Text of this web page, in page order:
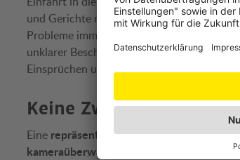
und Gerichte massiv ansteigen.
Probleme immer wieder zu
unklarer Beschilderung schlicht nicht
Einsprüchen und zu einer noch höheren
Keine Zwei-Klassen-
Eine repräsentative Online-Befragung
kameraüberwachte